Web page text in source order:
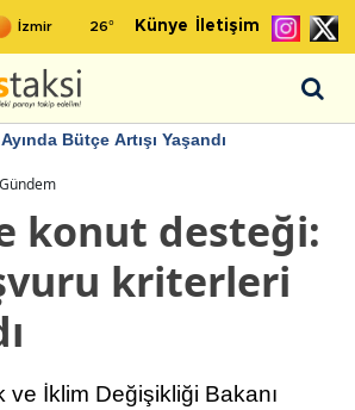
26° Künye İletişim
Bütçe Artışı Yaşandı
konut desteği:
kriterleri
ve İklim Değişikliği Bakanı